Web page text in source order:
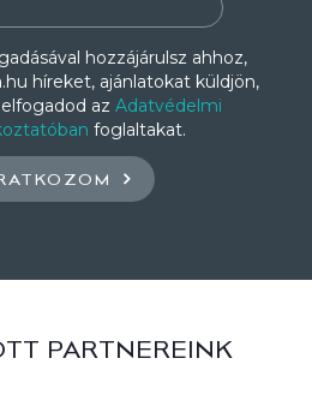
hozzájárulsz ahhoz,
híreket, ajánlatokat küldjön,
az Adatvédelmi
foglaltakat.
PARTNEREINK